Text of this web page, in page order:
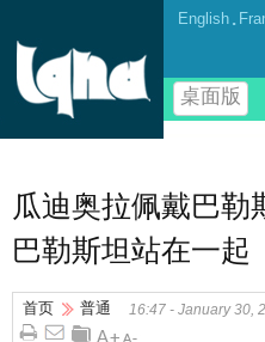
English .
桌面版
瓜迪奥拉佩戴巴勒
巴勒斯坦站在一起
首页 普通 16:47 - January 30,